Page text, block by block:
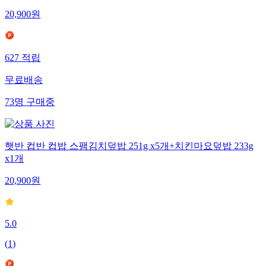
20,900원
627적립
무료배송
73명구매중
햇반 컵반 컵밥 스팸김치덮밥 251g x5개+치킨마요덮밥 233g
x1개
20,900원
5.0
(1)